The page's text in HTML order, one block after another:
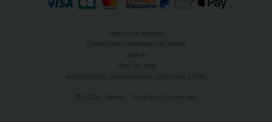
Mentions légales
Conditions Générales de Vente
Cookies
Plan du site
Accessibilité: partiellement conforme (78%)
© 2026 - Bivea - Tous droits réservés